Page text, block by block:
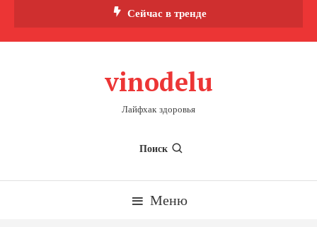
Сейчас в тренде
vinodelu
Лайфхак здоровья
Поиск
Меню